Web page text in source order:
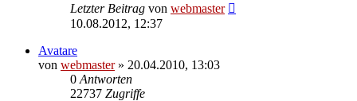
Letzter Beitrag von webmaster
10.08.2012, 12:37
Avatare
von webmaster» 20.04.2010, 13:03
0 Antworten
22737 Zugriffe